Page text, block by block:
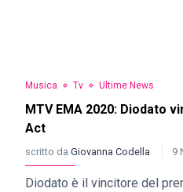
Musica Tv Ultime News
MTV EMA 2020: Diodato
Act
scritto da Giovanna Codella 9
Diodato è il vincitore del